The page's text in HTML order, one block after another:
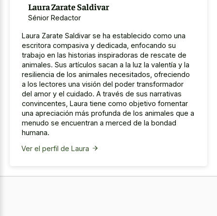
Laura Zarate Saldivar
Sénior Redactor
Laura Zarate Saldivar se ha establecido como una
escritora compasiva y dedicada, enfocando su
trabajo en las historias inspiradoras de rescate de
animales. Sus artículos sacan a la luz la valentía y la
resiliencia de los animales necesitados, ofreciendo
a los lectores una visión del poder transformador
del amor y el cuidado. A través de sus narrativas
convincentes, Laura tiene como objetivo fomentar
una apreciación más profunda de los animales que a
menudo se encuentran a merced de la bondad
humana.
Ver el perfil de Laura